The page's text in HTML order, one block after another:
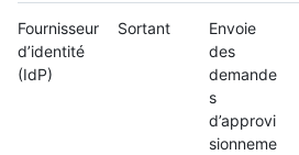
Fournisseur
d’identité
(IdP)
Sortant
Envoie
des
demande
s
d’approvi
sionneme